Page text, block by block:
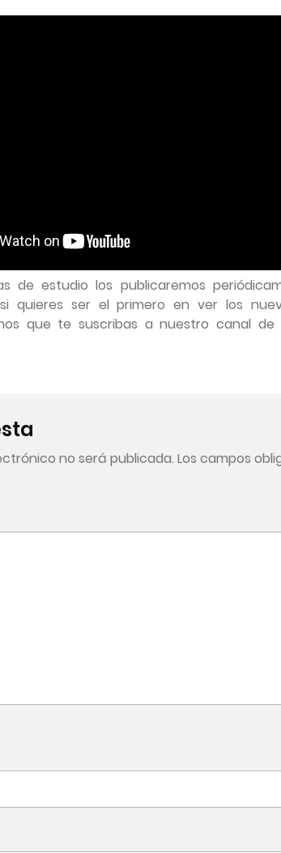
de estudio los publicaremos
quieres ser el primero en ver los
que te suscribas a nuestro canal
no será publicada. Los campos